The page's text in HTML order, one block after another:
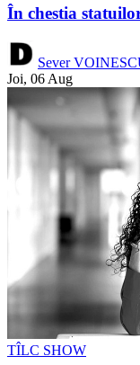
În chestia
Sever
Joi, 06 Aug
TÎLC SHOW